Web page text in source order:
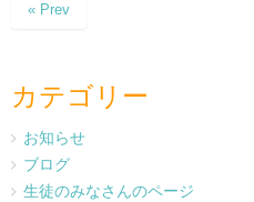
« Prev
カテゴリー
お知らせ
ブログ
生徒のみなさんのページ